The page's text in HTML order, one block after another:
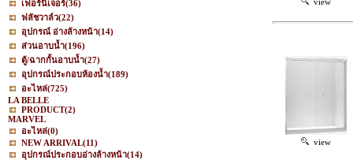
เฟอร์นิเจอร์(36)
ฟลัชวาล์ว(22)
อุปกรณ์ อ่างล้างหน้า(14)
ส่วนอาบน้ำ(196)
ตู้/ฉากกั้นอาบน้ำ(27)
อุปกรณ์ประกอบห้องน้ำ(189)
อะไหล่(725)
LA BELLE
PRODUCT(2)
MARVEL
อะไหล่(0)
NEW ARRIVAL(11)
อุปกรณ์ประกอบอ่างล้างหน้า(14)
view